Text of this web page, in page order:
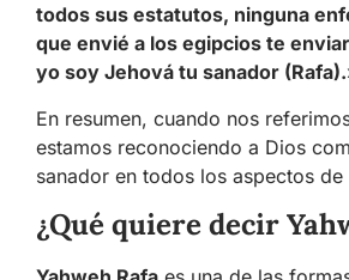
todos sus estatutos, ninguna
que envié a los egipcios te
yo soy Jehová tu sanador
En resumen, cuando nos
estamos reconociendo a Dios
sanador en todos los aspectos de
¿Qué quiere decir